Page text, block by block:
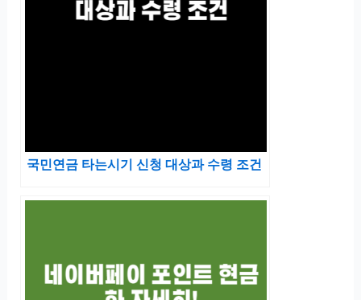
국민연금 타는시기 신청 대상과 수령 조건